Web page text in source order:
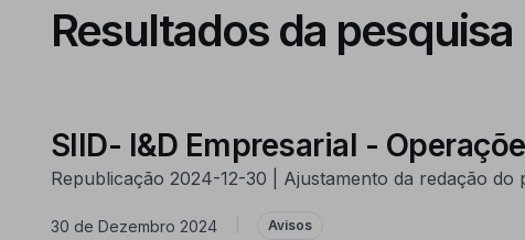
Resultados da pesquisa
SIID- I&D Empresarial -
Republicação 2024-12-30 | Ajustamento da redação do
30 de Dezembro 2024 Avisos